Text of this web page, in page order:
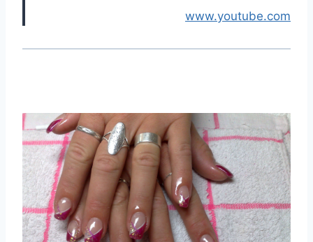
www.youtube.com